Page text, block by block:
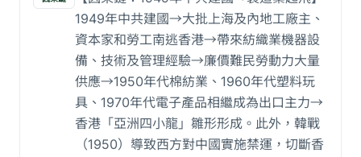
1949年中共建國→大批上海及內地工廠主、
資本家和勞工南逃香港→帶來紡織業機器設
備、技術及管理經驗→廉價難民勞動力大量
供應→1950年代棉紡業、1960年代塑料玩
具、1970年代電子產品相繼成為出口主力→
香港「亞洲四小龍」雛形形成。此外，韓戰
（1950）導致西方對中國實施禁運，切斷香